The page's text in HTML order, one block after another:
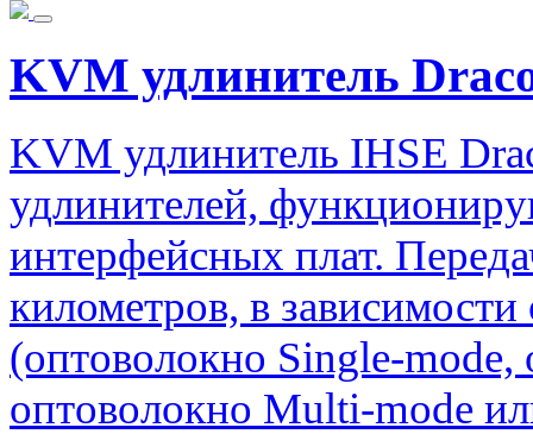
KVM удлинитель
KVM удлинитель IHSE
удлинителей,
интерфейсных плат.
километров, в
(оптоволокно Single-
оптоволокно Multi-mode